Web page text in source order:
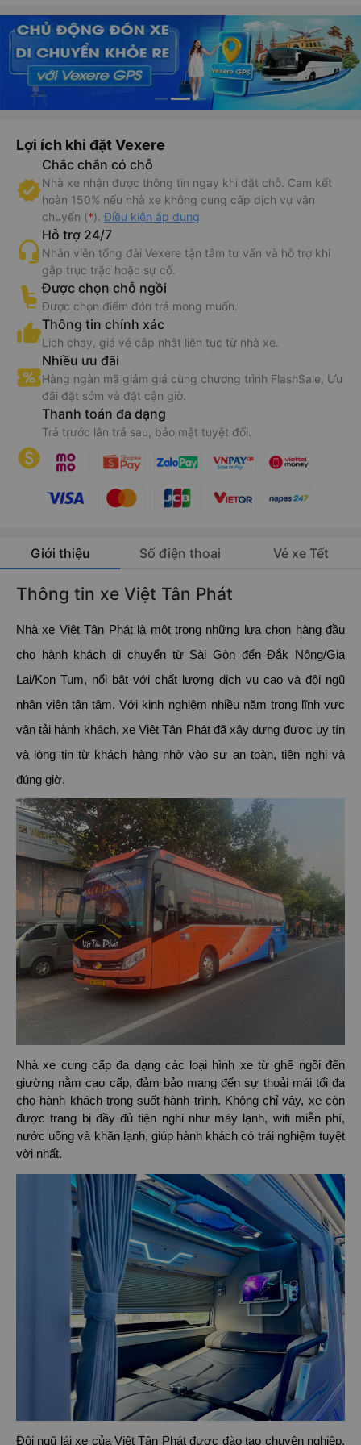
Lợi ích khi đặt Vexere
Chắc chắn có chỗ
Nhà xe nhận được thông tin ngay khi đặt chỗ. Cam kết
hoàn 150% nếu nhà xe không cung cấp dịch vụ vận
chuyển (*). Điều kiện áp dụng
Hỗ trợ 24/7
Nhân viên tổng đài Vexere tận tâm tư vấn và hỗ trợ khi
gặp trục trặc hoặc sự cố.
Được chọn chỗ ngồi
Được chọn điểm đón trả mong muốn.
Thông tin chính xác
Lịch chạy, giá vé cập nhật liên tục từ nhà xe.
Nhiều ưu đãi
Hàng ngàn mã giảm giá cùng chương trình FlashSale, Ưu
đãi đặt sớm và đặt cận giờ.
Thanh toán đa dạng
Trả trước lẫn trả sau, bảo mật tuyệt đối.
Giới thiệu Số điện thoại Vé xe Tết
Thông tin xe Việt Tân Phát
Nhà xe Việt Tân Phát là một trong những lựa chọn hàng đầu
cho hành khách di chuyển từ Sài Gòn đến Đắk Nông/Gia
Lai/Kon Tum, nổi bật với chất lượng dịch vụ cao và đội ngũ
nhân viên tận tâm. Với kinh nghiệm nhiều năm trong lĩnh vực
vận tải hành khách, xe Việt Tân Phát đã xây dựng được uy tín
và lòng tin từ khách hàng nhờ vào sự an toàn, tiện nghi và
đúng giờ.
Nhà xe cung cấp đa dạng các loại hình xe từ ghế ngồi đến
giường nằm cao cấp, đảm bảo mang đến sự thoải mái tối đa
cho hành khách trong suốt hành trình. Không chỉ vậy, xe còn
được trang bị đầy đủ tiện nghi như máy lạnh, wifi miễn phí,
nước uống và khăn lạnh, giúp hành khách có trải nghiệm tuyệt
vời nhất.
Đội ngũ lái xe của Việt Tân Phát được đào tạo chuyên nghiệp,